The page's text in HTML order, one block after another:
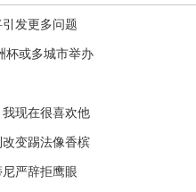
发更多问题
杯或多城市举办
现在很喜欢他
变踢法像香槟
严辞拒鹰眼